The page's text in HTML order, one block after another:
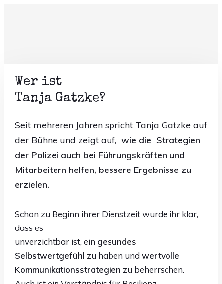
Wer ist
Tanja Gatzke?
Seit mehreren Jahren spricht Tanja Gatzke auf
der Bühne und zeigt auf, wie die Strategien
der Polizei auch bei Führungskräften und
Mitarbeitern helfen, bessere Ergebnisse zu
erzielen.
Schon zu Beginn ihrer Dienstzeit wurde ihr klar,
dass es
unverzichtbar ist, ein gesundes
Selbstwertgefühl zu haben und wertvolle
Kommunikationsstrategien zu beherrschen.